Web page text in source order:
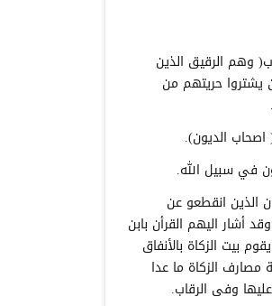
وهم الرقيق الذين
يشتروا حريتهم من
اصحاب الديون).
في سبيل الله.
الذين انقطعو عن
أشار اليهم القرأن بابن
بيت الزكاة بالأنفاق
مصارف الزكاة ما عدا
وفى الرقاب.